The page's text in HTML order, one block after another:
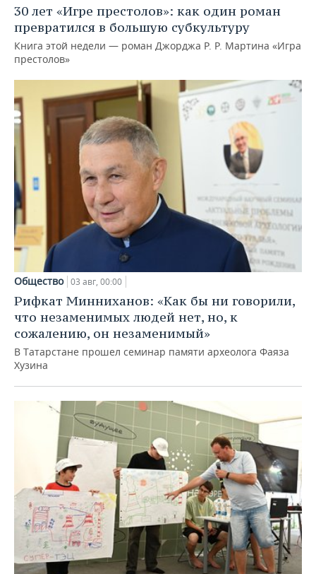
30 лет «Игре престолов»: как один роман
превратился в большую субкультуру
Книга этой недели — роман Джорджа Р. Р. Мартина «Игра
престолов»
Общество 03 авг, 00:00
Рифкат Минниханов: «Как бы ни говорили,
что незаменимых людей нет, но, к
сожалению, он незаменимый»
В Татарстане прошел семинар памяти археолога Фаяза
Хузина